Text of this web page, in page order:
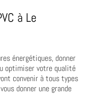
à Le
énergétiques, donner
optimiser votre qualité
convenir à tous types
donner une grande